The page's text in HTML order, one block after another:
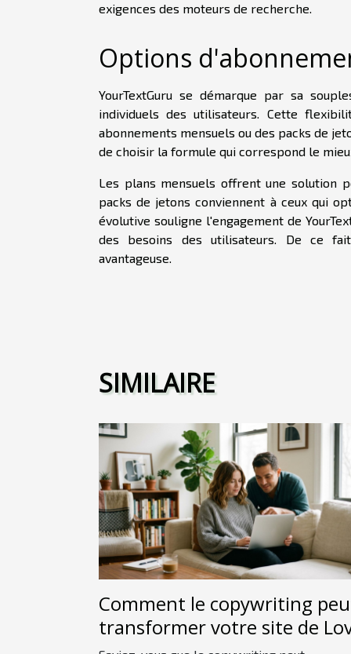
exigences des moteurs de recherche.
Options
YourTextGuru se démarque par sa
individuels des utilisateurs. Cette
abonnements mensuels ou des packs de
de choisir la formule qui correspond le
Les plans mensuels offrent une solution
packs de jetons conviennent à ceux qui
évolutive souligne l'engagement de
des besoins des utilisateurs. De ce
avantageuse.
SIMILAIRE
Comment le copywriting
transformer votre site de